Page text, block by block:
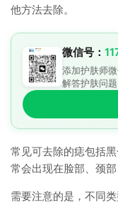
他方法去除。
微信号：
添加护肤师
解答护肤问
常见可去除的痣包括
常会出现在脸部、颈
需要注意的是，不同